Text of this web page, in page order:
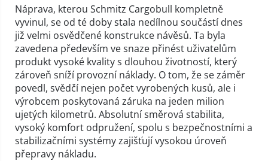
Náprava, kterou Schmitz Cargobull kompletně
vyvinul, se od té doby stala nedílnou součástí dnes
již velmi osvědčené konstrukce návěsů. Ta byla
zavedena především ve snaze přinést uživatelům
produkt vysoké kvality s dlouhou životností, který
zároveň sníží provozní náklady. O tom, že se záměr
povedl, svědčí nejen počet vyrobených kusů, ale i
výrobcem poskytovaná záruka na jeden milion
ujetých kilometrů. Absolutní směrová stabilita,
vysoký komfort odpružení, spolu s bezpečnostními a
stabilizačními systémy zajišťují vysokou úroveň
přepravy nákladu.